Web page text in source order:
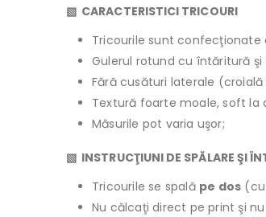
▧ CARACTERISTICI TRICOURI
Tricourile sunt confecţionate
Gulerul rotund cu întăritură
Fără cusături laterale
Textură foarte moale, soft
Măsurile pot varia uşor;
▧ INSTRUCŢIUNI DE SPĂLARE ŞI
Tricourile se spală pe dos
Nu călcaţi direct pe print şi